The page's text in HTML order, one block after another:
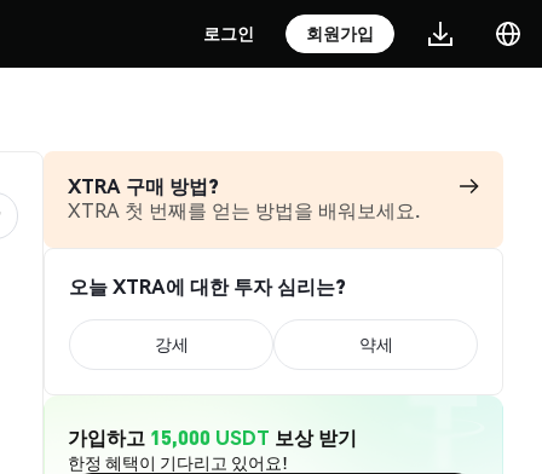
로그인 회원가입
XTRA 구매 방법?
XTRA 첫 번째를 얻는 방법을 배워보세요.
오늘 XTRA에 대한 투자 심리는?
강세 약세
가입하고 15,000 USDT 보상 받기
한정 혜택이 기다리고 있어요!